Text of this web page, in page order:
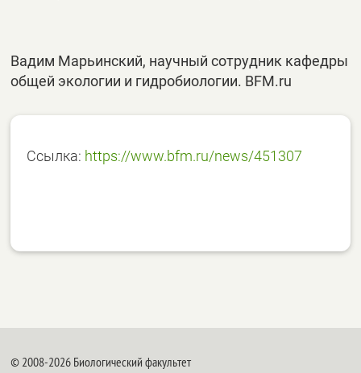
Вадим Марьинский, научный сотрудник кафедры
общей экологии и гидробиологии. BFM.ru
Ссылка: https://www.bfm.ru/news/451307
© 2008-2026 Биологический факультет